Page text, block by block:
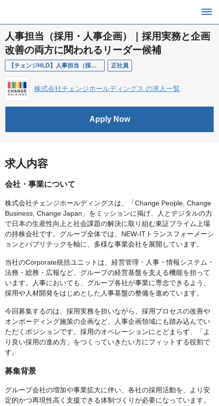
人事担当（採用・人事企画）｜採用実務と企画
改善の両方に関われるリーダー候補
【チェンジHLD】人事担当（採用・人事企画／リーダー候補） 正社員
株式会社チェンジホールディングス の求人一覧
Apply Now
求人内容
会社・事業について
株式会社チェンジホールディングスは、「Change People, Change
Business, Change Japan」をミッションに掲げ、人とデジタルの力
で日本の生産性向上と社会課題の解決に取り組む東証プライム上場
の持株会社です。グループ全体では、NEW-ITトランスフォーメーシ
ョンとパブリテックを軸に、多様な事業会社を展開しています。
当社のCorporate統括ユニットは、経営管理・人事・情報システム・
法務・総務・広報など、グループの経営基盤を支える機能を担って
います。人事においても、グループ各社が事業に専念できるよう、
採用や人材開発をはじめとした人事基盤の整備を進めています。
今回募集するのは、採用実務を担いながら、採用プロセスの改善や
オンボーディング施策の企画など、人事企画領域にも踏み込んでい
ただくポジションです。採用のオペレーションにとどまらず、「よ
り良い採用の進め方」をつくっていきたい方にフィットする役割で
す。
募集背景
グループ会社の増加や事業拡大に伴い、各社の採用活動を、より安
定的かつ再現性高く支援できる体制づくりが必要になっています。